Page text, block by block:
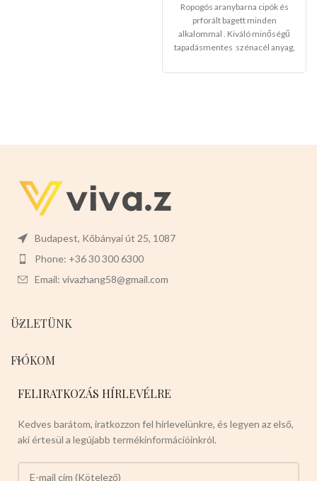
Ropogós aranybarna cipók és
prforált bagett minden
alkalommal . Kiváló minőségű
tapadásmentes szénacél anyag,
Finom és sima krimpelő
Budapest, Kőbányai út 25, 1087
Phone: +36 30 300 6300
Email: vivazhang58@gmail.com
ÜZLETÜNK
FIÓKOM
FELIRATKOZÁS HÍRLEVÉLRE
Kedves barátom, iratkozzon fel hírlevelünkre, és legyen az első,
aki értesül a legújabb termékinformációinkról.